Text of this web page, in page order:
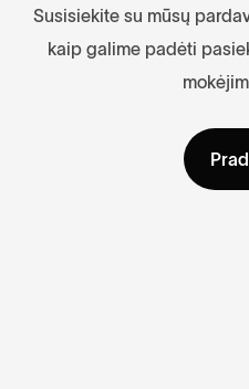
Susisiekite su mūsų parda
kaip galime padėti pasie
mokėjim